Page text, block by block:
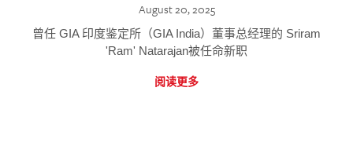
August 20, 2025
曾任 GIA 印度鉴定所（GIA India）董事总经理的 Sriram
'Ram' Natarajan被任命新职
阅读更多